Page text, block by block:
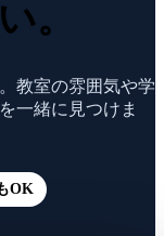
。
教室の雰囲気や学
一緒に見つけま
OK